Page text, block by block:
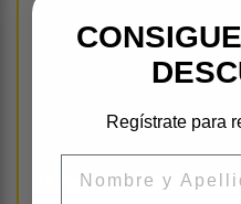
Regístrate para